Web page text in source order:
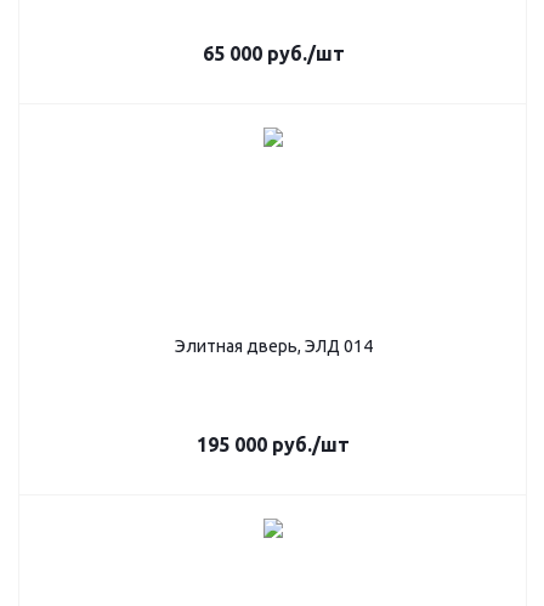
65 000руб./шт
Элитная дверь, ЭЛД 014
195 000 руб./шт